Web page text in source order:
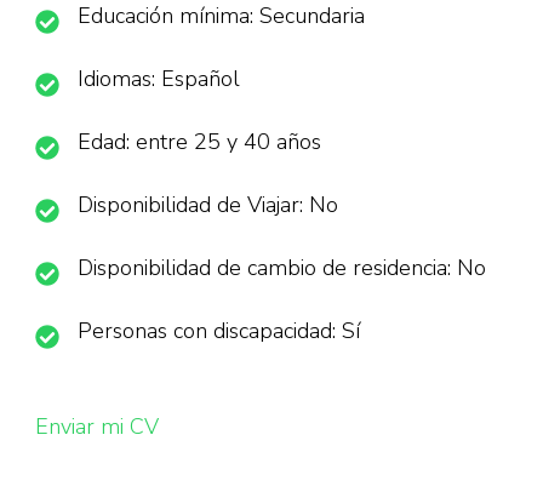
Educación mínima: Secundaria
Idiomas: Español
Edad: entre 25 y 40 años
Disponibilidad de Viajar: No
Disponibilidad de cambio de residencia: No
Personas con discapacidad: Sí
Enviar mi CV